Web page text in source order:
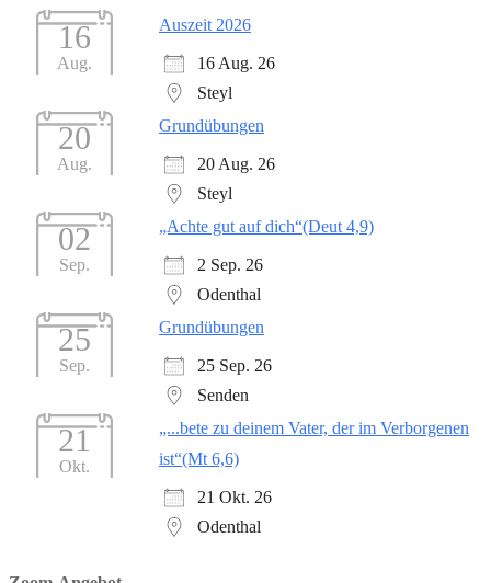
16
Aug.
Auszeit 2026
16 Aug. 26
Steyl
20
Aug.
Grundübungen
20 Aug. 26
Steyl
02
Sep.
„Achte gut auf dich“(Deut 4,9)
2 Sep. 26
Odenthal
25
Sep.
Grundübungen
25 Sep. 26
Senden
21
Okt.
„...bete zu deinem Vater, der im Verborgenen
ist“(Mt 6,6)
21 Okt. 26
Odenthal